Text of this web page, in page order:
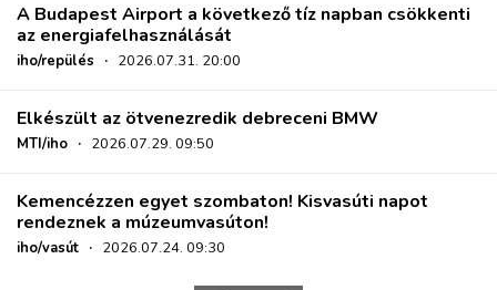
A Budapest Airport a következő tíz napban csökkenti
az energiafelhasználását
iho/repülés · 2026.07.31. 20:00
Elkészült az ötvenezredik debreceni BMW
MTI/iho · 2026.07.29. 09:50
Kemencézzen egyet szombaton! Kisvasúti napot
rendeznek a múzeumvasúton!
iho/vasút · 2026.07.24. 09:30